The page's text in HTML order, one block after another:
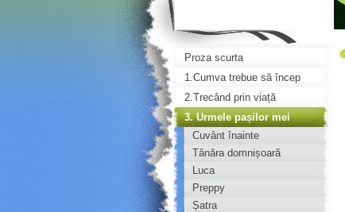
Proza scurta
1.Cumva trebue să încep
2.Trecând prin viață
3. Urmele pașilor mei
Cuvânt înainte
Tânăra domnișoară
Luca
Preppy
Șatra